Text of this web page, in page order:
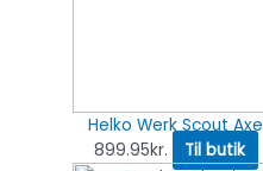
Helko Werk Scout Axe
899.95kr. Til butik